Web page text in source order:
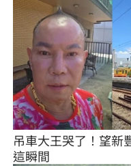
吊車大王哭了！望新
這瞬間